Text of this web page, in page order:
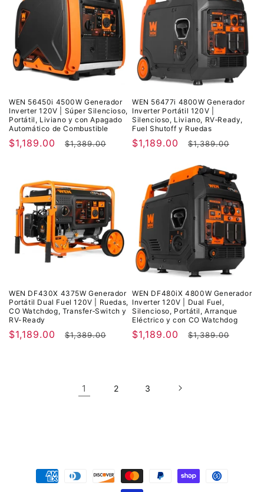
WEN 56450i 4500W Generador
Inverter 120V | Súper Silencioso,
Portátil, Liviano y con Apagado
Automático de Combustible
Precio
$1,189.00
Precio
$1,389.00
WEN 56477i 4800W Generador
Inverter Portátil 120V |
Silencioso, Liviano, RV‑Ready,
Fuel Shutoff y Ruedas
Precio
$1,189.00
Precio
$1,389.00
WEN DF430X 4375W Generador
Portátil Dual Fuel 120V | Ruedas,
CO Watchdog, Transfer‑Switch y
RV-Ready
Precio
$1,189.00
Precio
$1,389.00
WEN DF480iX 4800W Generador
Inverter 120V | Dual Fuel,
Silencioso, Portátil, Arranque
Eléctrico y con CO Watchdog
Precio
$1,189.00
Precio
$1,389.00
1 2 3
Formas